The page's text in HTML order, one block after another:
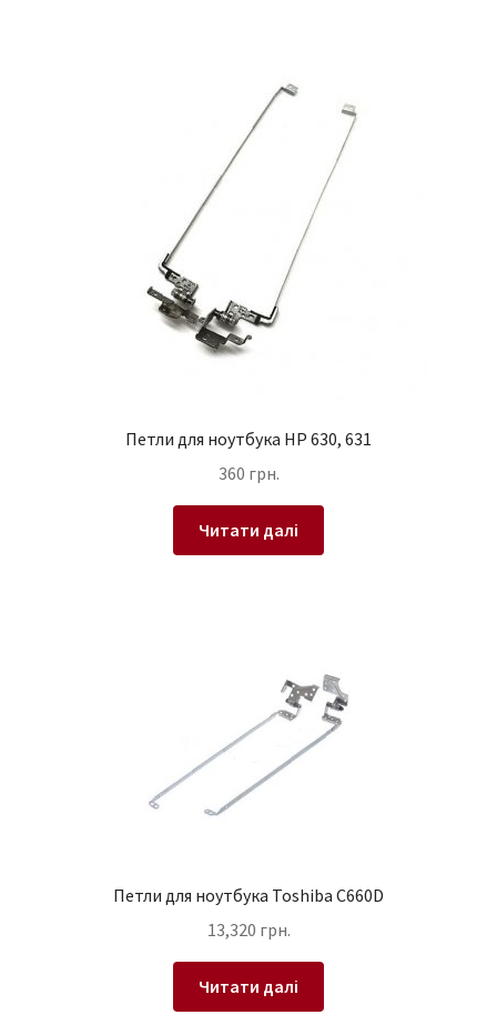
Петли для ноутбука HP 630, 631
360 грн.
Читати далі
Петли для ноутбука Toshiba C660D
13,320 грн.
Читати далі